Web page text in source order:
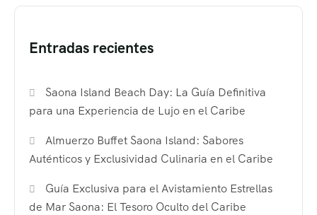
Entradas recientes
Saona Island Beach Day: La Guía Definitiva
para una Experiencia de Lujo en el Caribe
Almuerzo Buffet Saona Island: Sabores
Auténticos y Exclusividad Culinaria en el Caribe
Guía Exclusiva para el Avistamiento Estrellas
de Mar Saona: El Tesoro Oculto del Caribe